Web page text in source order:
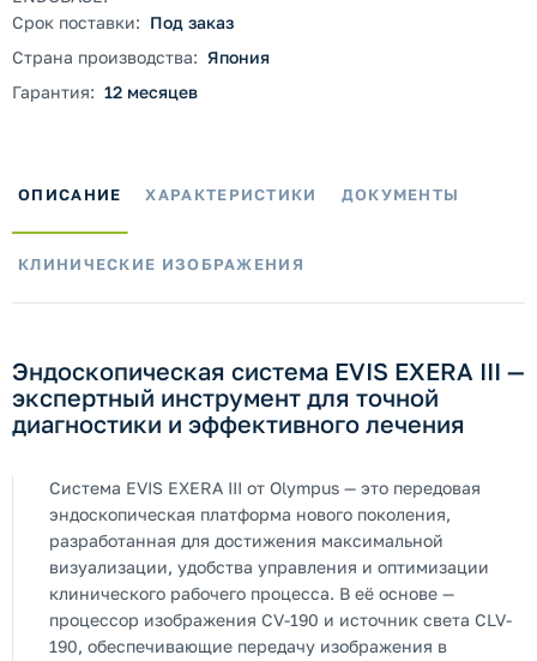
Срок поставки: Под заказ
Страна производства: Япония
Гарантия: 12 месяцев
ОПИСАНИЕ ХАРАКТЕРИСТИКИ ДОКУМЕНТЫ
КЛИНИЧЕСКИЕ ИЗОБРАЖЕНИЯ
Эндоскопическая система EVIS EXERA III —
экспертный инструмент для точной
диагностики и эффективного лечения
Система EVIS EXERA III от Olympus — это передовая
эндоскопическая платформа нового поколения,
разработанная для достижения максимальной
визуализации, удобства управления и оптимизации
клинического рабочего процесса. В её основе —
процессор изображения CV-190 и источник света CLV-
190, обеспечивающие передачу изображения в